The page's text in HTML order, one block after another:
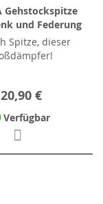
Gehstockspitze
und Federung
Spitze, dieser
20,90 €
Verfügbar